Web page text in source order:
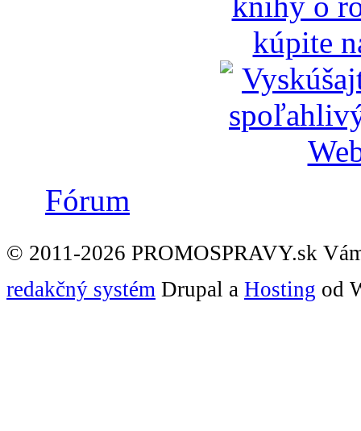
Fórum
© 2011-2026 PROMOSPRAVY.sk
redakčný systém Drupal a Hosting od